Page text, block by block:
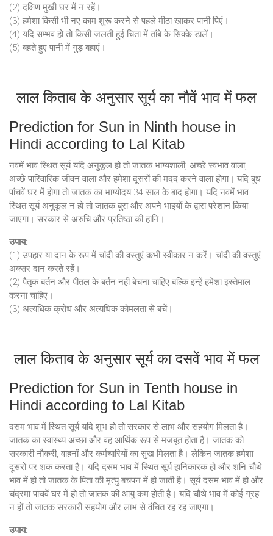
(2) दक्षिण मुखी घर में न रहें।
(3) हमेशा किसी भी नए काम शुरू करने से पहले मीठा खाकर पानी पिएं।
(4) यदि सम्भव हो तो किसी जलती हुई चिता में तांबे के सिक्के डालें।
(5) बहते हुए पानी में गुड़ बहाएं।
लाल किताब के अनुसार सूर्य का नौवें भाव में फल
Prediction for Sun in Ninth house in
Hindi according to Lal Kitab
नवमें भाव स्थित सूर्य यदि अनुकूल हो तो जातक भाग्यशाली, अच्छे स्वभाव वाला,
अच्छे पारिवारिक जीवन वाला और हमेशा दूसरों की मदद करने वाला होगा। यदि बुध
पांचवें घर में होगा तो जातक का भाग्योदय 34 साल के बाद होगा। यदि नवमें भाव
स्थित सूर्य अनुकूल न हो तो जातक बुरा और अपने भाइयों के द्वारा परेशान किया
जाएगा। सरकार से अरुचि और प्रतिष्ठा की हानि।
उपाय:
(1) उपहार या दान के रूप में चांदी की वस्तुएं कभी स्वीकार न करें। चांदी की वस्तुएं
अक्सर दान करते रहें।
(2) पैतृक बर्तन और पीतल के बर्तन नहीं बेचना चाहिए बल्कि इन्हें हमेशा इस्तेमाल
करना चाहिए।
(3) अत्यधिक क्रोध और अत्यधिक कोमलता से बचें।
लाल किताब के अनुसार सूर्य का दसवें भाव में फल
Prediction for Sun in Tenth house in
Hindi according to Lal Kitab
दसम भाव में स्थित सूर्य यदि शुभ हो तो सरकार से लाभ और सहयोग मिलता है।
जातक का स्वास्थ्य अच्छा और वह आर्थिक रूप से मजबूत होता है। जातक को
सरकारी नौकरी, वाहनों और कर्मचारियों का सुख मिलता है। लेकिन जातक हमेशा
दूसरों पर शक करता है। यदि दसम भाव में स्थित सूर्य हानिकारक हो और शनि चौथे
भाव में हो तो जातक के पिता की मृत्यु बचपन में हो जाती है। सूर्य दसम भाव में हो और
चंद्रमा पांचवें घर में हो तो जातक की आयु कम होती है। यदि चौथे भाव में कोई ग्रह
न हों तो जातक सरकारी सहयोग और लाभ से वंचित रह रह जाएगा।
उपाय: